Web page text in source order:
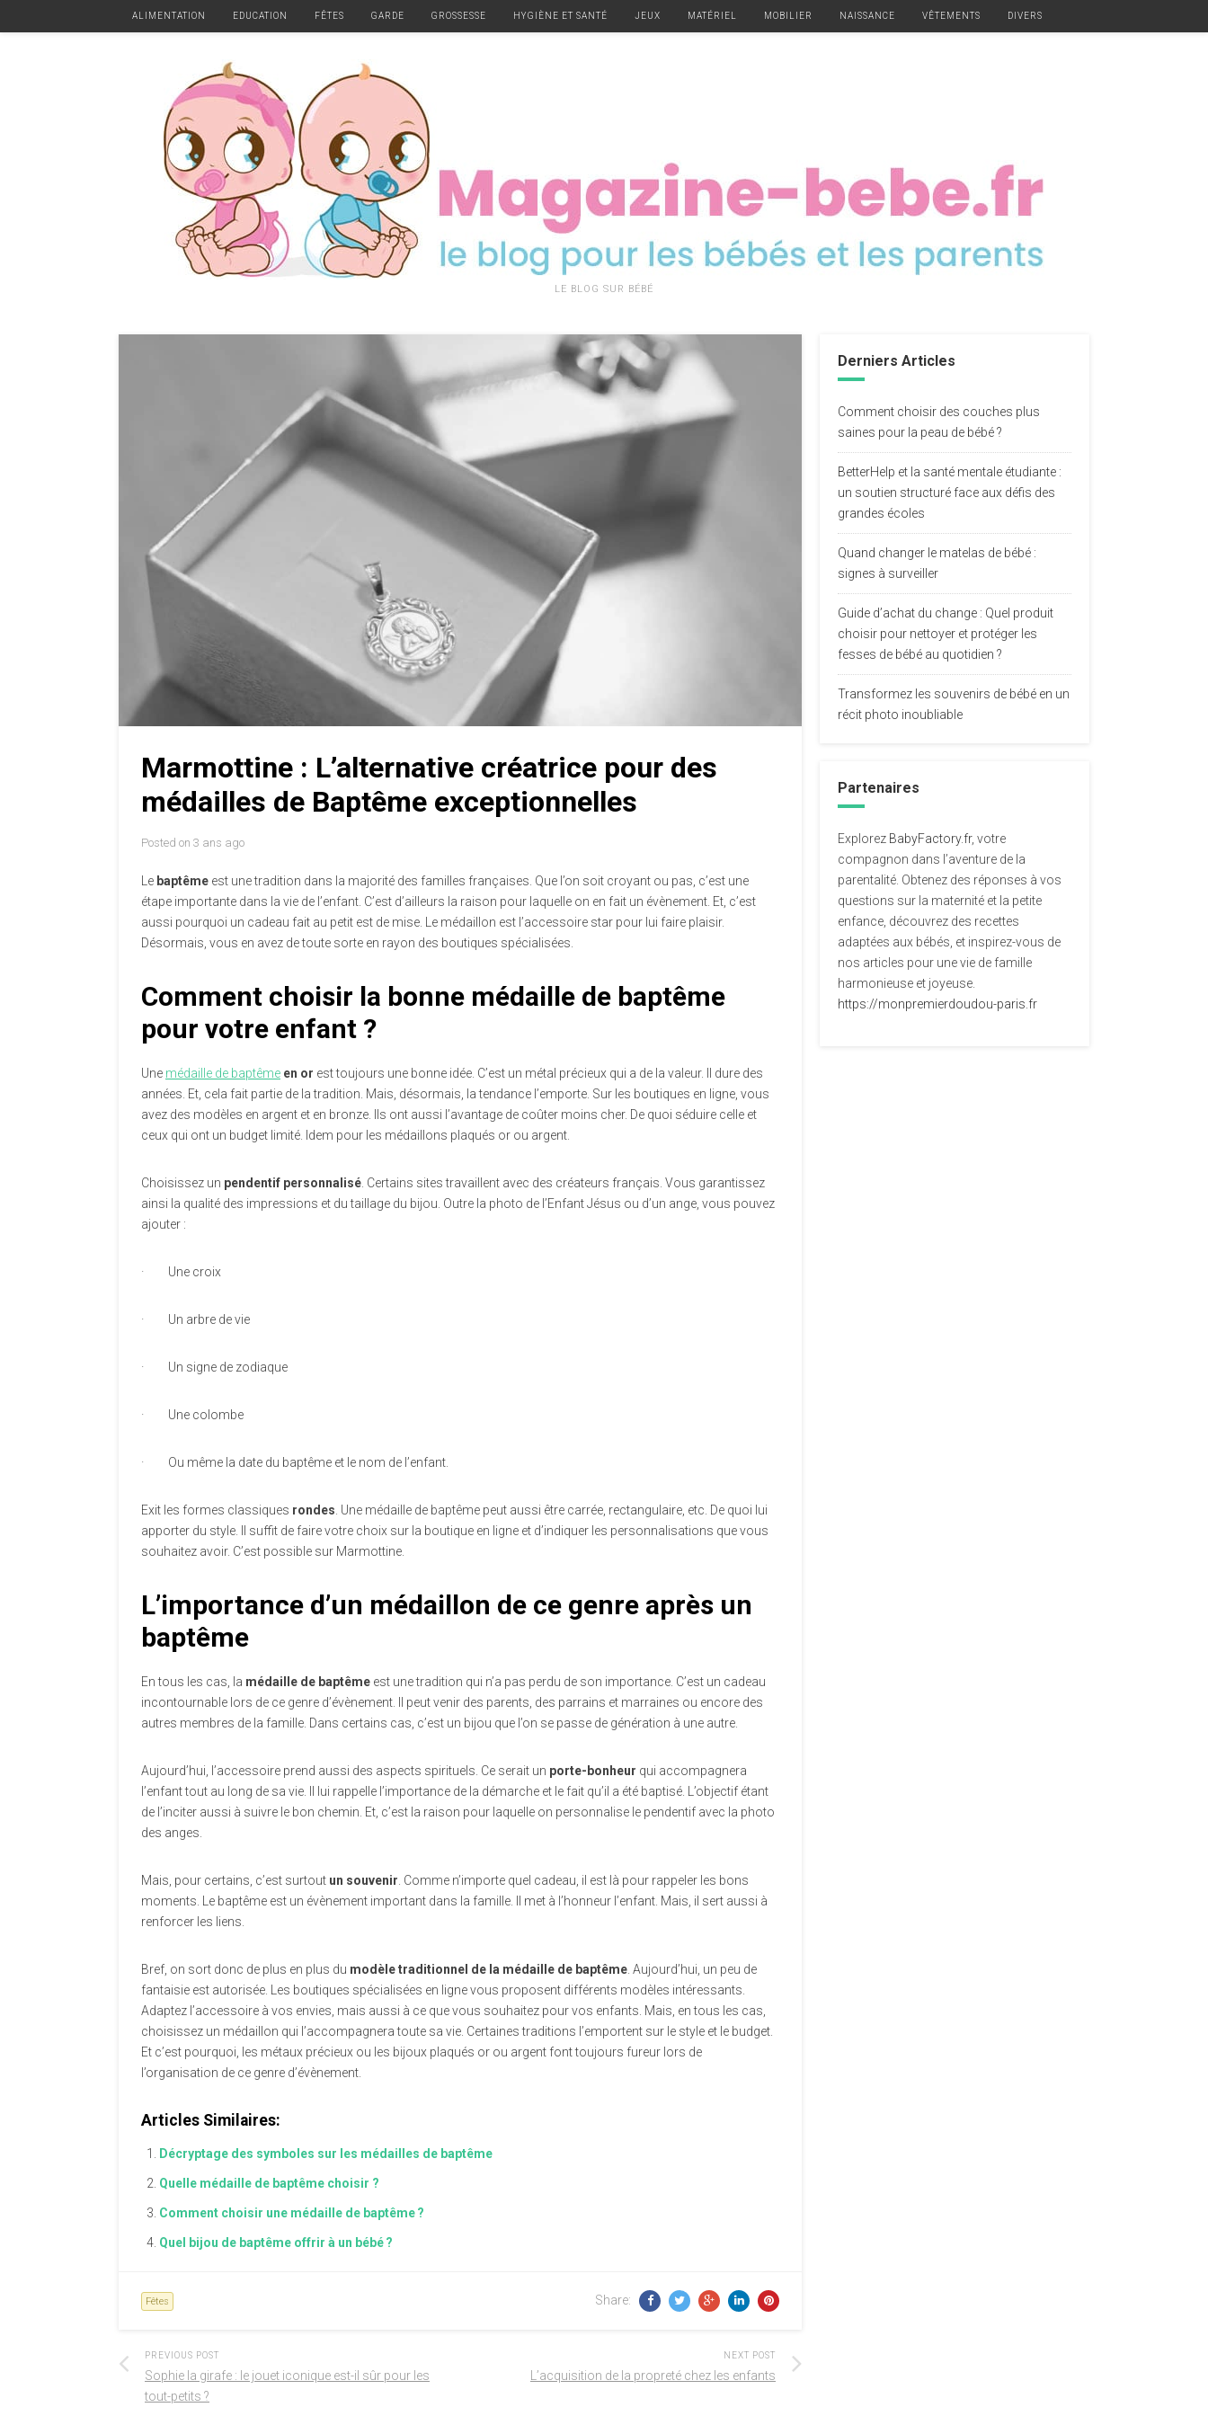
ALIMENTATION EDUCATION FÊTES GARDE GROSSESSE HYGIÈNE ET SANTÉ JEUX MATÉRIEL MOBILIER NAISSANCE VÊTEMENTS DIVERS
LE BLOG SUR BÉBÉ
Marmottine : L’alternative créatrice pour des
médailles de Baptême exceptionnelles
Posted on 3 ans ago
Le baptême est une tradition dans la majorité des familles françaises. Que l’on soit croyant ou pas, c’est une
étape importante dans la vie de l’enfant. C’est d’ailleurs la raison pour laquelle on en fait un évènement. Et, c’est
aussi pourquoi un cadeau fait au petit est de mise. Le médaillon est l’accessoire star pour lui faire plaisir.
Désormais, vous en avez de toute sorte en rayon des boutiques spécialisées.
Comment choisir la bonne médaille de baptême
pour votre enfant ?
Une médaille de baptême en or est toujours une bonne idée. C’est un métal précieux qui a de la valeur. Il dure des
années. Et, cela fait partie de la tradition. Mais, désormais, la tendance l’emporte. Sur les boutiques en ligne, vous
avez des modèles en argent et en bronze. Ils ont aussi l’avantage de coûter moins cher. De quoi séduire celle et
ceux qui ont un budget limité. Idem pour les médaillons plaqués or ou argent.
Choisissez un pendentif personnalisé. Certains sites travaillent avec des créateurs français. Vous garantissez
ainsi la qualité des impressions et du taillage du bijou. Outre la photo de l’Enfant Jésus ou d’un ange, vous pouvez
ajouter :
· Une croix
· Un arbre de vie
· Un signe de zodiaque
· Une colombe
· Ou même la date du baptême et le nom de l’enfant.
Exit les formes classiques rondes. Une médaille de baptême peut aussi être carrée, rectangulaire, etc. De quoi lui
apporter du style. Il suffit de faire votre choix sur la boutique en ligne et d’indiquer les personnalisations que vous
souhaitez avoir. C’est possible sur Marmottine.
L’importance d’un médaillon de ce genre après un
baptême
En tous les cas, la médaille de baptême est une tradition qui n’a pas perdu de son importance. C’est un cadeau
incontournable lors de ce genre d’évènement. Il peut venir des parents, des parrains et marraines ou encore des
autres membres de la famille. Dans certains cas, c’est un bijou que l’on se passe de génération à une autre.
Aujourd’hui, l’accessoire prend aussi des aspects spirituels. Ce serait un porte-bonheur qui accompagnera
l’enfant tout au long de sa vie. Il lui rappelle l’importance de la démarche et le fait qu’il a été baptisé. L’objectif étant
de l’inciter aussi à suivre le bon chemin. Et, c’est la raison pour laquelle on personnalise le pendentif avec la photo
des anges.
Mais, pour certains, c’est surtout un souvenir. Comme n’importe quel cadeau, il est là pour rappeler les bons
moments. Le baptême est un évènement important dans la famille. Il met à l’honneur l’enfant. Mais, il sert aussi à
renforcer les liens.
Bref, on sort donc de plus en plus du modèle traditionnel de la médaille de baptême. Aujourd’hui, un peu de
fantaisie est autorisée. Les boutiques spécialisées en ligne vous proposent différents modèles intéressants.
Adaptez l’accessoire à vos envies, mais aussi à ce que vous souhaitez pour vos enfants. Mais, en tous les cas,
choisissez un médaillon qui l’accompagnera toute sa vie. Certaines traditions l’emportent sur le style et le budget.
Et c’est pourquoi, les métaux précieux ou les bijoux plaqués or ou argent font toujours fureur lors de
l’organisation de ce genre d’évènement.
Articles Similaires:
Décryptage des symboles sur les médailles de baptême
Quelle médaille de baptême choisir ?
Comment choisir une médaille de baptême ?
Quel bijou de baptême offrir à un bébé ?
Fêtes Share:
PREVIOUS POST
Sophie la girafe : le jouet iconique est-il sûr pour les
tout-petits ?
NEXT POST
L’acquisition de la propreté chez les enfants
Derniers Articles
Comment choisir des couches plus
saines pour la peau de bébé ?
BetterHelp et la santé mentale étudiante :
un soutien structuré face aux défis des
grandes écoles
Quand changer le matelas de bébé :
signes à surveiller
Guide d’achat du change : Quel produit
choisir pour nettoyer et protéger les
fesses de bébé au quotidien ?
Transformez les souvenirs de bébé en un
récit photo inoubliable
Partenaires
Explorez BabyFactory.fr, votre
compagnon dans l’aventure de la
parentalité. Obtenez des réponses à vos
questions sur la maternité et la petite
enfance, découvrez des recettes
adaptées aux bébés, et inspirez-vous de
nos articles pour une vie de famille
harmonieuse et joyeuse.
https://monpremierdoudou-paris.fr